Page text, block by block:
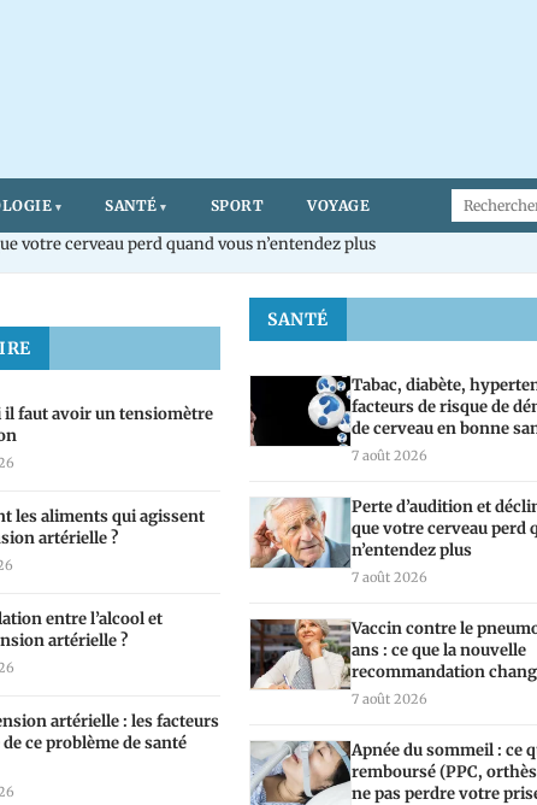
SANTÉ SPORT VOYAGE
votre cerveau perd quand vous n’entendez plus
il faut avoir un tensiomètre
les aliments qui agissent
artérielle ?
entre l’alcool et
artérielle ?
artérielle : les facteurs
ce problème de santé
SANTÉ
Tabac, diabète,
facteurs de risque de
de cerveau en bonne
7 août 2026
Perte d’audition et
que votre cerveau perd
n’entendez plus
7 août 2026
Vaccin contre le
ans : ce que la nouvelle
recommandation
7 août 2026
Apnée du sommeil : ce
remboursé (PPC,
ne pas perdre votre